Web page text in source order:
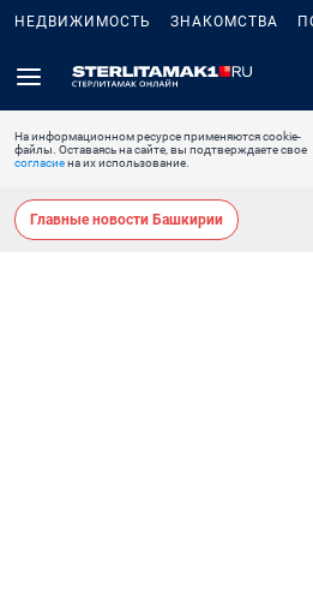
НЕДВИЖИМОСТЬ ЗНАКОМСТВА
На информационном ресурсе применяются cookie-
файлы. Оставаясь на сайте, вы подтверждаете свое
согласиена их использование.
Главные новости Башкирии